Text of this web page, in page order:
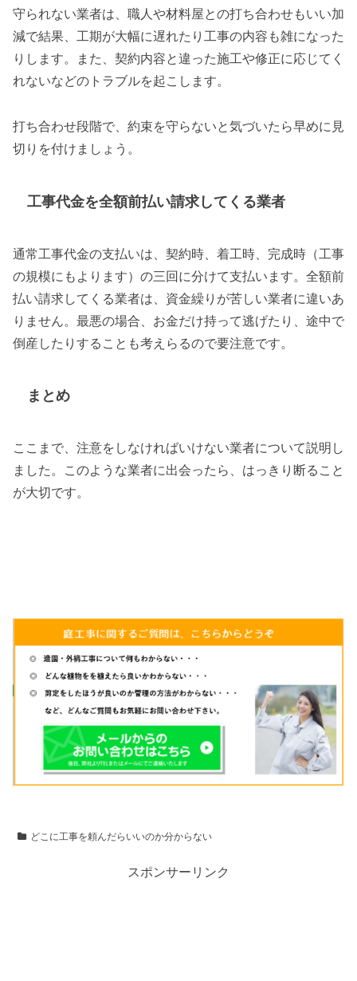
守られない業者は、職人や材料屋との打ち合わせもいい加
減で結果、工期が大幅に遅れたり工事の内容も雑になった
りします。また、契約内容と違った施工や修正に応じてく
れないなどのトラブルを起こします。
打ち合わせ段階で、約束を守らないと気づいたら早めに見
切りを付けましょう。
工事代金を全額前払い請求してくる業者
通常工事代金の支払いは、契約時、着工時、完成時（工事
の規模にもよります）の三回に分けて支払います。全額前
払い請求してくる業者は、資金繰りが苦しい業者に違いあ
りません。最悪の場合、お金だけ持って逃げたり、途中で
倒産したりすることも考えらるので要注意です。
まとめ
ここまで、注意をしなければいけない業者について説明し
ました。このような業者に出会ったら、はっきり断ること
が大切です。
どこに工事を頼んだらいいのか分からない
スポンサーリンク